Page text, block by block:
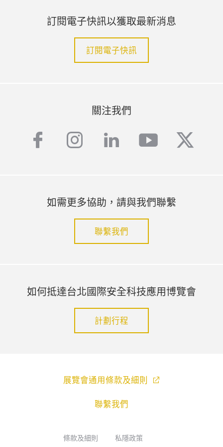
訂閱電子快訊以獲取最新消息
訂閱電子快訊
關注我們
facebook
instagram
linkedinyoutube
如需更多協助，請與我們聯繫
聯繫我們
如何抵達台北國際安全科技應用博覽會
計劃行程
展覽會通用條款及細則
聯繫我們
條款及細則 私隱政策